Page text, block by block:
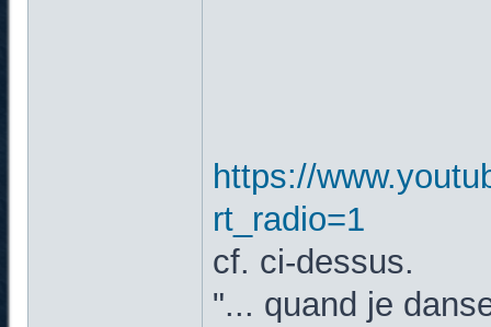
https://
rt_radio=1
cf. ci-dessus.
"... quand je